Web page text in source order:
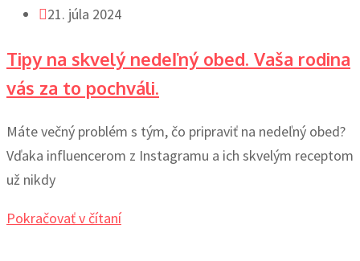
21. júla 2024
Tipy na skvelý nedeľný obed. Vaša rodina
vás za to pochváli.
Máte večný problém s tým, čo pripraviť na nedeľný obed?
Vďaka influencerom z Instagramu a ich skvelým receptom
už nikdy
Pokračovať v čítaní